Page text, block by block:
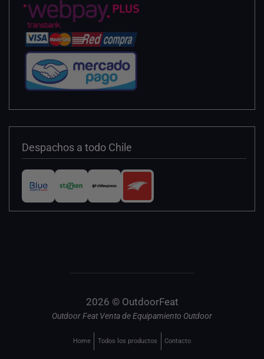
Despachos a todo Chile
2026 © OutdoorFeat
Outdoor Feat Venta de Equipamiento Outdoor
Home Todos los productos Contacto